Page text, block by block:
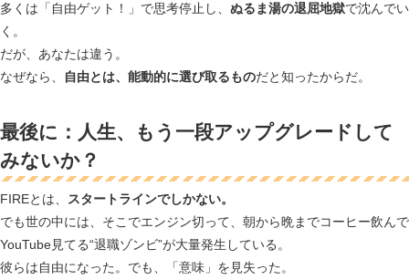
多くは「自由ゲット！」で思考停止し、 ぬるま湯の退屈地獄で沈んでい
く。
だが、あなたは違う。
なぜなら、
自由とは、能動的に選び取るものだと知ったからだ。
最後に：人生、もう一段アップグレードして
みないか？
FIREとは、
スタートラインでしかない。
でも世の中には、そこでエンジン切って、朝から晩までコーヒー飲んで
YouTube見てる“退職ゾンビ”が大量発生している。
彼らは自由になった。でも、「意味」を見失った。